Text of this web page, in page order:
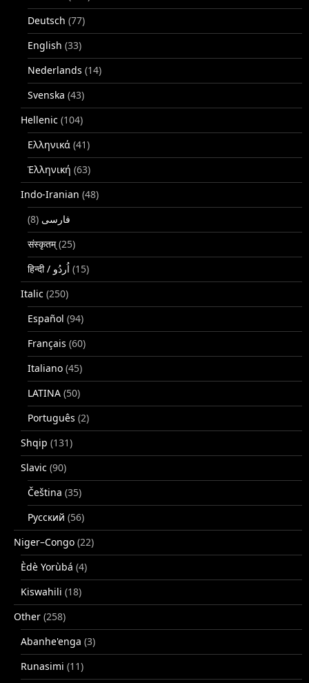
Deutsch (77)
English (33)
Nederlands (14)
Svenska (43)
Hellenic (104)
Ελληνικά (41)
Ἑλληνική (63)
Indo-Iranian (48)
فارسی (8)
संस्कृतम्(25)
(15)
Italic (250)
Español (94)
Français (60)
Italiano (45)
LATINA (50)
Português (2)
Shqip (131)
Slavic (90)
Čeština (35)
Русский (56)
Niger–Congo (22)
Èdè Yorùbá (4)
Kiswahili (18)
Other (258)
Abanhe'enga (3)
Runasimi (11)